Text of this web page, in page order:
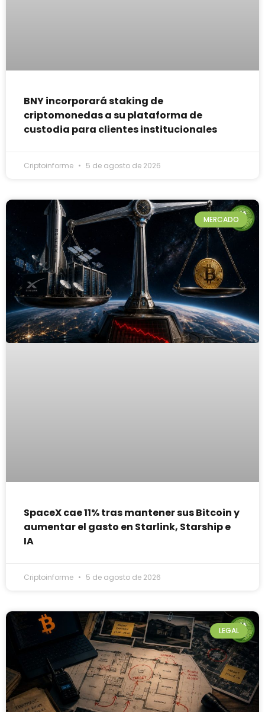
BNY incorporará staking de
criptomonedas a su plataforma de
custodia para clientes institucionales
Criptoinforme 5 de agosto de 2026
MERCADO
SpaceX cae 11% tras mantener sus Bitcoin y
aumentar el gasto en Starlink, Starship e
IA
Criptoinforme 5 de agosto de 2026
LEGAL